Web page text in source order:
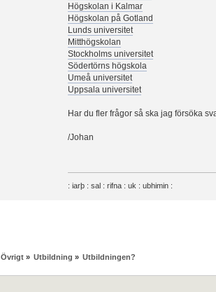
Högskolan i Kalmar
Högskolan på Gotland
Lunds universitet
Mitthögskolan
Stockholms universitet
Södertörns högskola
Umeå universitet
Uppsala universitet
Har du fler frågor så ska jag försöka
/Johan
: iarþ : sal : rifna : uk : ubhimin :
Övrigt» Utbildning » Utbildningen?